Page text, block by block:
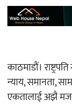
काठमाडौं।
न्याय, समानता,
एकतालाई अझै